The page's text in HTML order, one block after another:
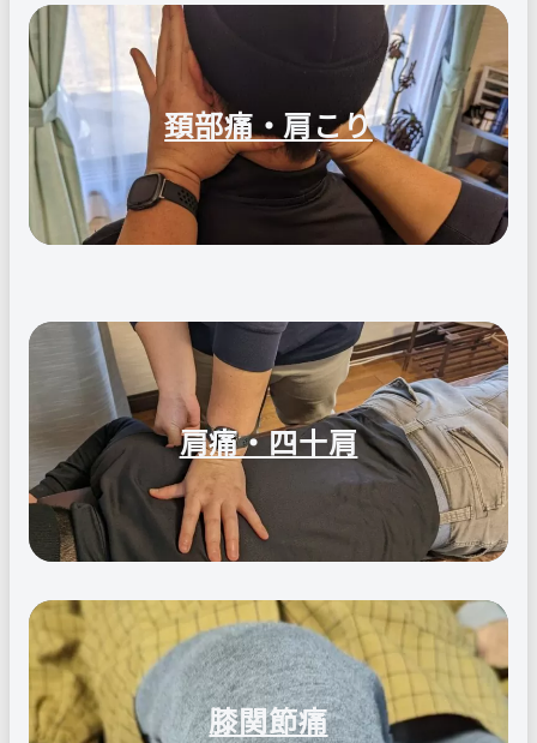
頚部痛・肩こり
肩痛・四十肩
膝関節痛